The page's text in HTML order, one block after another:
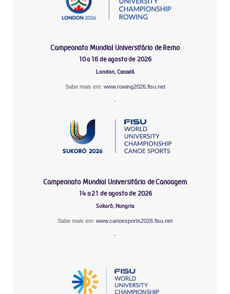
Campeonato Mundial Universitário de Remo
10 a 16 de agosto de 2026
London, Canadá
Sabe mais em: www.rowing2026.fisu.net
-
Campeonato Mundial Universitário de Canoagem
14 a 21 de agosto de 2026
Sukoró, Hungria
Sabe mais em: www.canoesports2026.fisu.net
-